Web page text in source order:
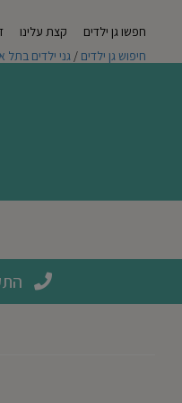
חפשו גן ילדים קצת עלינו
חיפוש גן ילדים / גני ילדים בתל